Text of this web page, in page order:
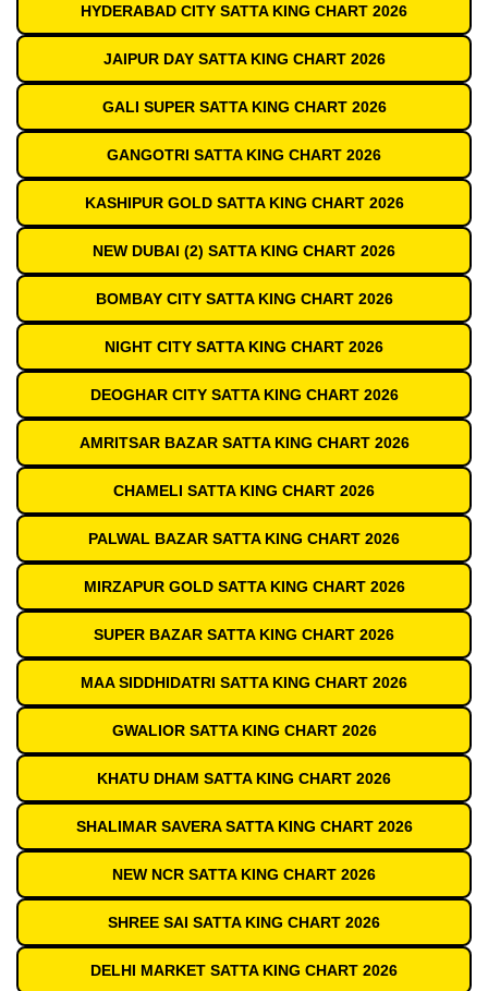
HYDERABAD CITY SATTA KING CHART 2026
JAIPUR DAY SATTA KING CHART 2026
GALI SUPER SATTA KING CHART 2026
GANGOTRI SATTA KING CHART 2026
KASHIPUR GOLD SATTA KING CHART 2026
NEW DUBAI (2) SATTA KING CHART 2026
BOMBAY CITY SATTA KING CHART 2026
NIGHT CITY SATTA KING CHART 2026
DEOGHAR CITY SATTA KING CHART 2026
AMRITSAR BAZAR SATTA KING CHART 2026
CHAMELI SATTA KING CHART 2026
PALWAL BAZAR SATTA KING CHART 2026
MIRZAPUR GOLD SATTA KING CHART 2026
SUPER BAZAR SATTA KING CHART 2026
MAA SIDDHIDATRI SATTA KING CHART 2026
GWALIOR SATTA KING CHART 2026
KHATU DHAM SATTA KING CHART 2026
SHALIMAR SAVERA SATTA KING CHART 2026
NEW NCR SATTA KING CHART 2026
SHREE SAI SATTA KING CHART 2026
DELHI MARKET SATTA KING CHART 2026